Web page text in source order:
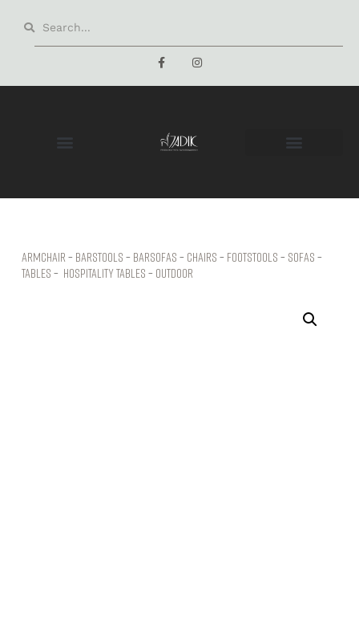
Armchair – Barstools – Barsofas – Chairs – Footstools – Sofas –
Tables – hospitality tables – Outdoor